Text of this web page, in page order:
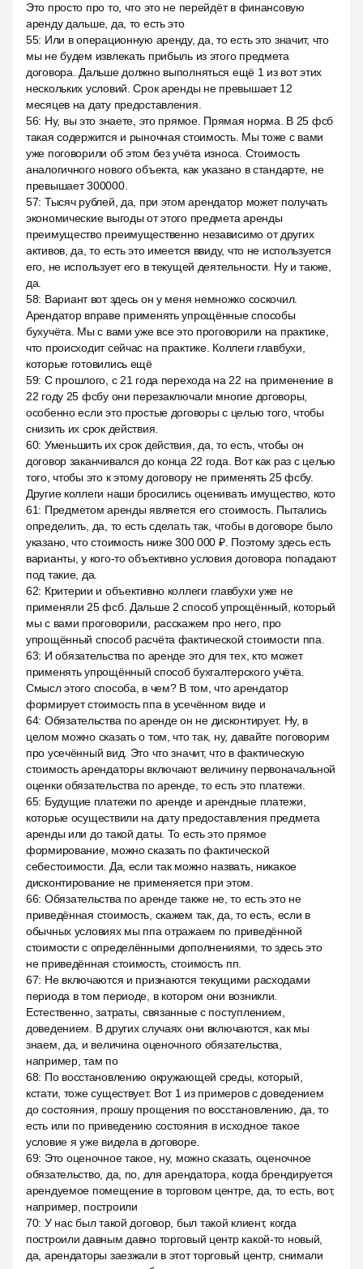
Это просто про то, что это не перейдёт в финансовую
аренду дальше, да, то есть это
55: Или в операционную аренду, да, то есть это значит, что
мы не будем извлекать прибыль из этого предмета
договора. Дальше должно выполняться ещё 1 из вот этих
нескольких условий. Срок аренды не превышает 12
месяцев на дату предоставления.
56: Ну, вы это знаете, это прямое. Прямая норма. В 25 фсб
такая содержится и рыночная стоимость. Мы тоже с вами
уже поговорили об этом без учёта износа. Стоимость
аналогичного нового объекта, как указано в стандарте, не
превышает 300000.
57: Тысяч рублей, да, при этом арендатор может получать
экономические выгоды от этого предмета аренды
преимущество преимущественно независимо от других
активов, да, то есть это имеется ввиду, что не используется
его, не использует его в текущей деятельности. Ну и также,
да.
58: Вариант вот здесь он у меня немножко соскочил.
Арендатор вправе применять упрощённые способы
бухучёта. Мы с вами уже все это проговорили на практике,
что происходит сейчас на практике. Коллеги главбухи,
которые готовились ещё
59: С прошлого, с 21 года перехода на 22 на применение в
22 году 25 фсбу они перезаключали многие договоры,
особенно если это простые договоры с целью того, чтобы
снизить их срок действия.
60: Уменьшить их срок действия, да, то есть, чтобы он
договор заканчивался до конца 22 года. Вот как раз с целью
того, чтобы это к этому договору не применять 25 фсбу.
Другие коллеги наши бросились оценивать имущество, кото
61: Предметом аренды является его стоимость. Пытались
определить, да, то есть сделать так, чтобы в договоре было
указано, что стоимость ниже 300 000 ₽. Поэтому здесь есть
варианты, у кого-то объективно условия договора попадают
под такие, да.
62: Критерии и объективно коллеги главбухи уже не
применяли 25 фсб. Дальше 2 способ упрощённый, который
мы с вами проговорили, расскажем про него, про
упрощённый способ расчёта фактической стоимости ппа.
63: И обязательства по аренде это для тех, кто может
применять упрощённый способ бухгалтерского учёта.
Смысл этого способа, в чем? В том, что арендатор
формирует стоимость ппа в усечённом виде и
64: Обязательства по аренде он не дисконтирует. Ну, в
целом можно сказать о том, что так, ну, давайте поговорим
про усечённый вид. Это что значит, что в фактическую
стоимость арендаторы включают величину первоначальной
оценки обязательства по аренде, то есть это платежи.
65: Будущие платежи по аренде и арендные платежи,
которые осуществили на дату предоставления предмета
аренды или до такой даты. То есть это прямое
формирование, можно сказать по фактической
себестоимости. Да, если так можно назвать, никакое
дисконтирование не применяется при этом.
66: Обязательства по аренде также не, то есть это не
приведённая стоимость, скажем так, да, то есть, если в
обычных условиях мы ппа отражаем по приведённой
стоимости с определёнными дополнениями, то здесь это
не приведённая стоимость, стоимость пп.
67: Не включаются и признаются текущими расходами
периода в том периоде, в котором они возникли.
Естественно, затраты, связанные с поступлением,
доведением. В других случаях они включаются, как мы
знаем, да, и величина оценочного обязательства,
например, там по
68: По восстановлению окружающей среды, который,
кстати, тоже существует. Вот 1 из примеров с доведением
до состояния, прошу прощения по восстановлению, да, то
есть или по приведению состояния в исходное такое
условие я уже видела в договоре.
69: Это оценочное такое, ну, можно сказать, оценочное
обязательство, да, по, для арендатора, когда брендируется
арендуемое помещение в торговом центре, да, то есть, вот,
например, построили
70: У нас был такой договор, был такой клиент, когда
построили давным давно торговый центр какой-то новый,
да, арендаторы заезжали в этот торговый центр, снимали